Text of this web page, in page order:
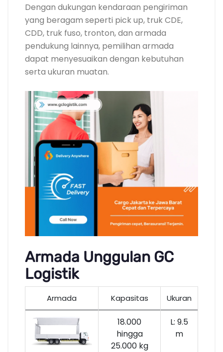
Dengan dukungan kendaraan pengiriman
yang beragam seperti pick up, truk CDE,
CDD, truk fuso, tronton, dan armada
pendukung lainnya, pemilihan armada
dapat menyesuaikan dengan kebutuhan
serta ukuran muatan.
Armada Unggulan GC
Logistik
Armada Kapasitas Ukuran
18.000
hingga
25.000 kg
L: 9.5
m